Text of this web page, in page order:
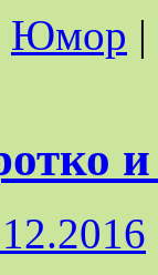
Юмор |
и